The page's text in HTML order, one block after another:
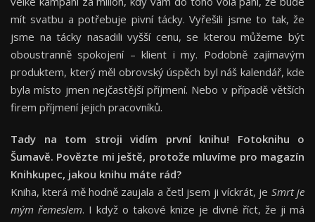
mít svatbu a potřebuje pivní tácky. Vyřešili jsme to tak, že
jsme na tácky nasadili vyšší cenu, se kterou můžeme být
oboustranně spokojení – klient i my. Podobně zajímavým
produktem, který měl obrovský úspěch byl náš kalendář, kde
byla místo jmen nejčastější příjmení. Nebo v případě větších
firem příjmení jejich pracovníků.
Tady na tom stroji vidím první knihu! Fotoknihu o
Šumavě. Povězte mi ještě, protože mluvíme pro magazín
Knihkupec, jakou knihu máte rád?
Kniha, která mě hodně zaujala a četl jsem ji víckrát, je Smrt je
mým řemeslem. I když o takové knize je divné říct, že ji má